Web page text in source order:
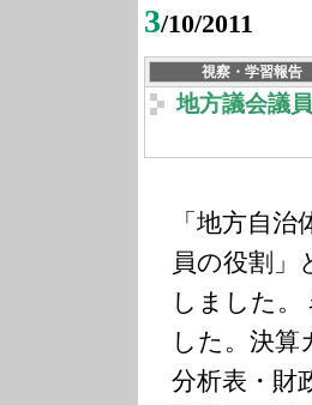
3/10/2011
視察・学習報告
地方議会議
「地方自
員の役割」
しました
した。決算
分析表・財